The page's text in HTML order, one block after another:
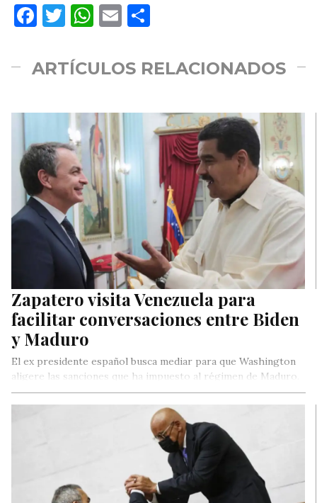
Facebook
Twitter
WhatsApp
Email
ARTÍCULOS RELACIONADOS
Zapatero visita Venezuela para
facilitar conversaciones entre Biden
y Maduro
El ex presidente español busca mediar para que Washington
aligere las sanciones que ha impuesto al régimen de Maduro.